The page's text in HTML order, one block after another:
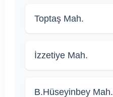
Toptaş Mah.
İzzetiye Mah.
B.Hüseyinbey Mah.